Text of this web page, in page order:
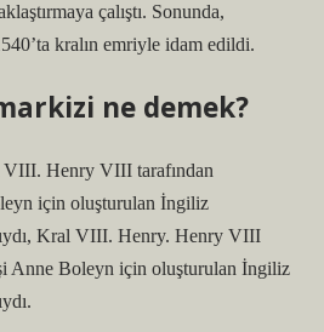
çalıştı. Sonunda,
kralın emriyle idam edildi.
ne demek?
Henry VIII tarafından
için oluşturulan İngiliz
Kral VIII. Henry. Henry VIII
Anne Boleyn için oluşturulan İngiliz